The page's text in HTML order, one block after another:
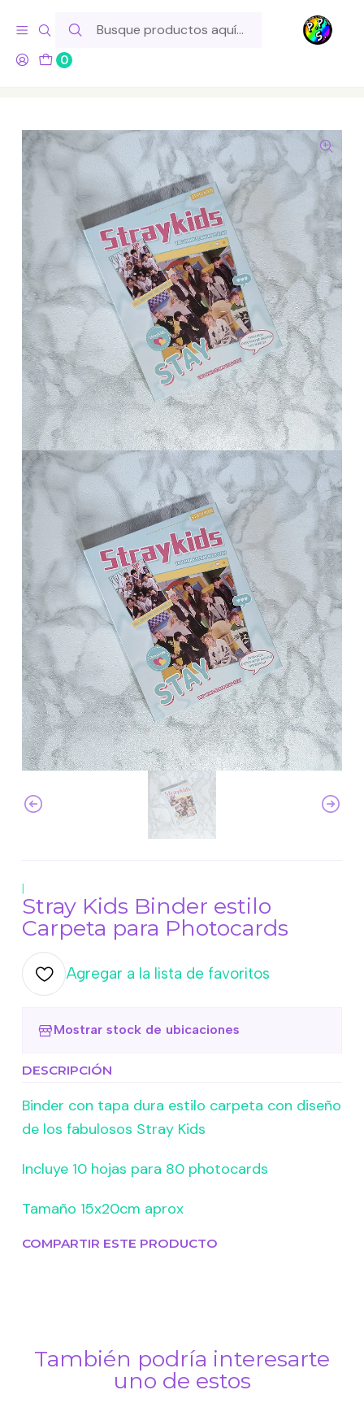
0
Hola! Si tu pedido incluye productos de fabricación propia,
ten en cuenta este tiempo para el despacho
Inicio
|
Stray Kids Binder estilo
Carpeta para Photocards
Agregar a la lista de favoritos
Mostrar stock de ubicaciones
DESCRIPCIÓN
Binder con tapa dura estilo carpeta con diseño
de los fabulosos Stray Kids
Incluye 10 hojas para 80 photocards
Tamaño 15x20cm aprox
COMPARTIR ESTE PRODUCTO
También podría interesarte
uno de estos